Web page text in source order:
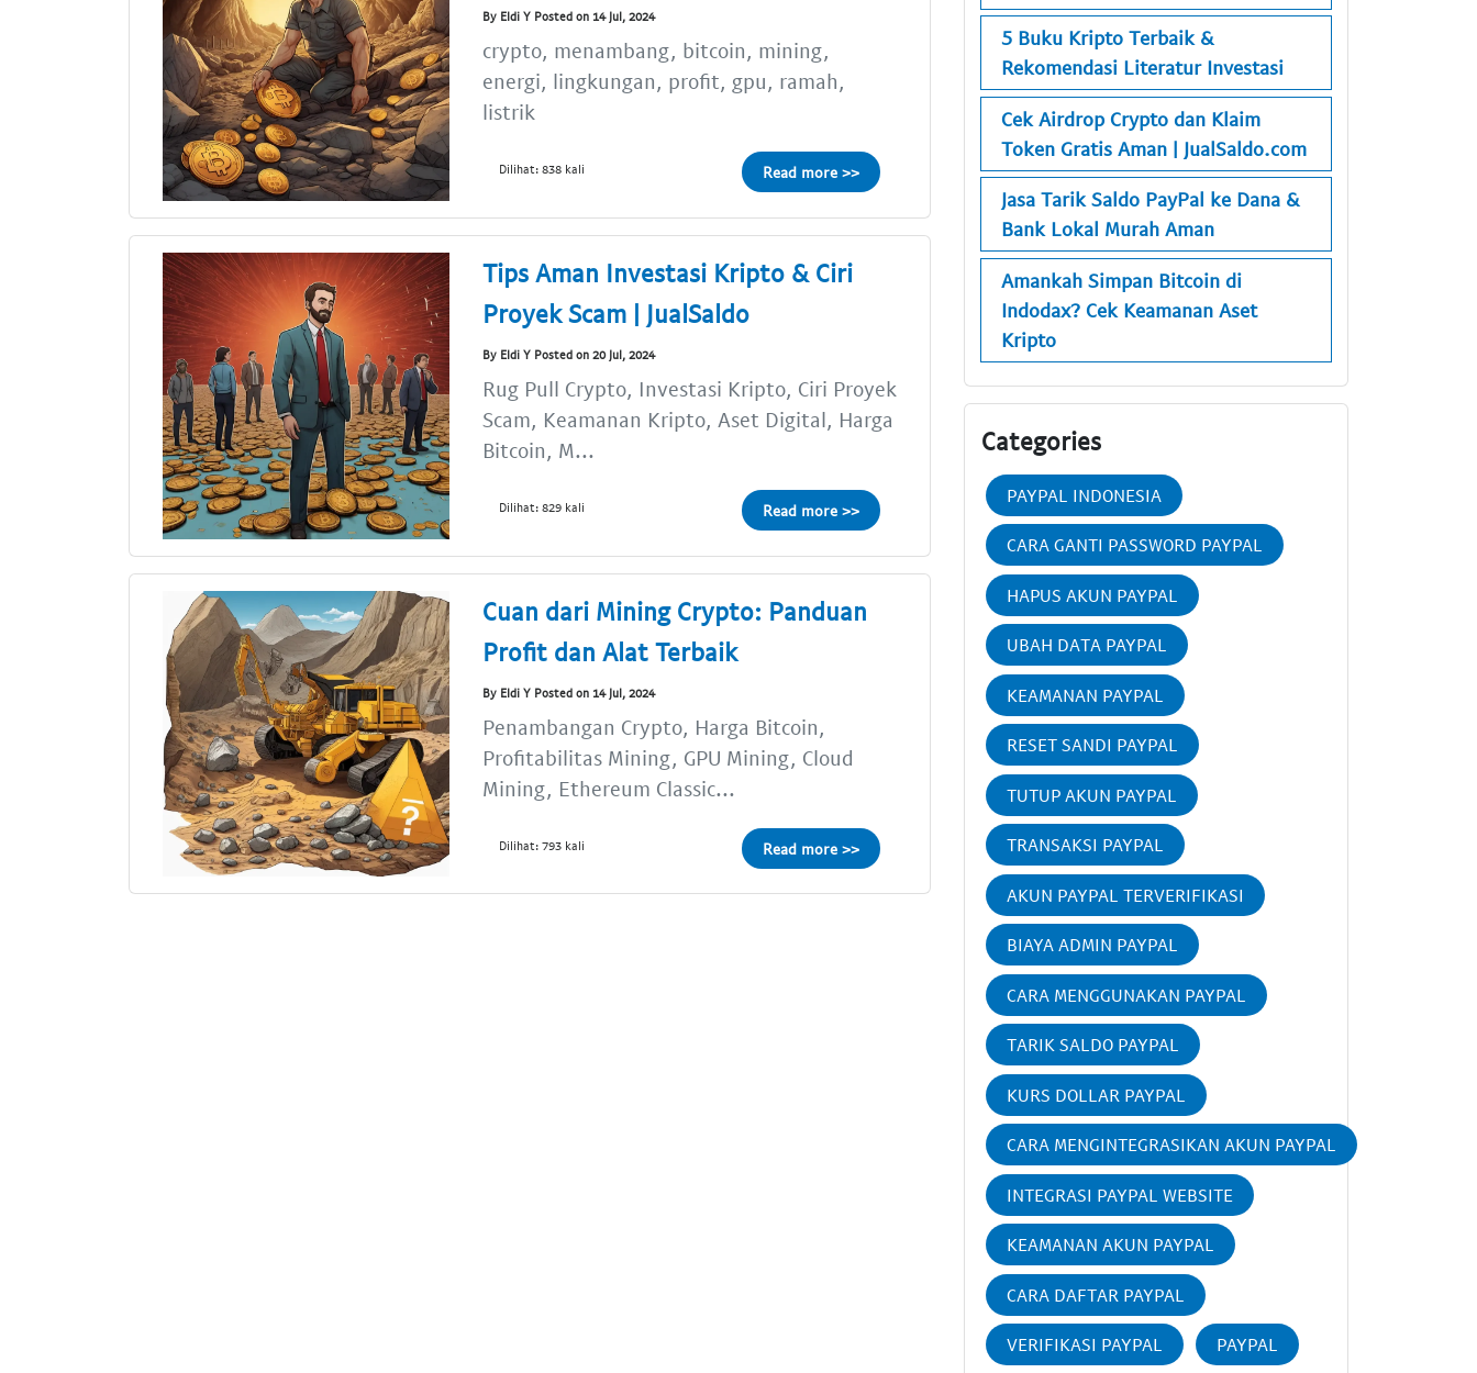
By Eldi Y Posted on 14 Jul, 2024
crypto, menambang, bitcoin, mining,
energi, lingkungan, profit, gpu, ramah,
listrik
Dilihat: 838 kali Read more >>
Tips Aman Investasi Kripto & Ciri
Proyek Scam | JualSaldo
By Eldi Y Posted on 20 Jul, 2024
Rug Pull Crypto, Investasi Kripto, Ciri Proyek
Scam, Keamanan Kripto, Aset Digital, Harga
Bitcoin, M...
Dilihat: 829 kali Read more >>
Cuan dari Mining Crypto: Panduan
Profit dan Alat Terbaik
By Eldi Y Posted on 14 Jul, 2024
Penambangan Crypto, Harga Bitcoin,
Profitabilitas Mining, GPU Mining, Cloud
Mining, Ethereum Classic...
Dilihat: 793 kali Read more >>
5 Buku Kripto Terbaik &
Rekomendasi Literatur Investasi
Cek Airdrop Crypto dan Klaim
Token Gratis Aman | JualSaldo.com
Jasa Tarik Saldo PayPal ke Dana &
Bank Lokal Murah Aman
Amankah Simpan Bitcoin di
Indodax? Cek Keamanan Aset
Kripto
Categories
PAYPAL INDONESIA
CARA GANTI PASSWORD PAYPAL
HAPUS AKUN PAYPAL
UBAH DATA PAYPAL
KEAMANAN PAYPAL
RESET SANDI PAYPAL
TUTUP AKUN PAYPAL
TRANSAKSI PAYPAL
AKUN PAYPAL TERVERIFIKASI
BIAYA ADMIN PAYPAL
CARA MENGGUNAKAN PAYPAL
TARIK SALDO PAYPAL
KURS DOLLAR PAYPAL
CARA MENGINTEGRASIKAN AKUN PAYPAL
INTEGRASI PAYPAL WEBSITE
KEAMANAN AKUN PAYPAL
CARA DAFTAR PAYPAL
VERIFIKASI PAYPAL PAYPAL